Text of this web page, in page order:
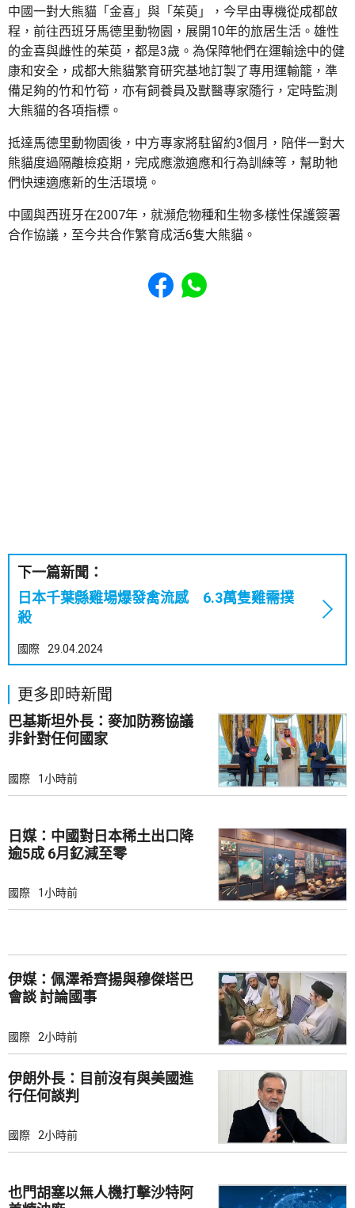
中國一對大熊貓「金喜」與「茱萸」，今早由專機從成都啟
程，前往西班牙馬德里動物園，展開10年的旅居生活。雄性
的金喜與雌性的茱萸，都是3歲。為保障牠們在運輸途中的健
康和安全，成都大熊貓繁育研究基地訂製了專用運輸籠，準
備足夠的竹和竹筍，亦有飼養員及獸醫專家隨行，定時監測
大熊貓的各項指標。
抵達馬德里動物園後，中方專家將駐留約3個月，陪伴一對大
熊貓度過隔離檢疫期，完成應激適應和行為訓練等，幫助牠
們快速適應新的生活環境。
中國與西班牙在2007年，就瀕危物種和生物多樣性保護簽署
合作協議，至今共合作繁育成活6隻大熊貓。
Share to Facebook
Share to WhatsApp
下一篇新聞：
日本千葉縣雞場爆發禽流感 6.3萬隻雞需撲
殺
國際 29.04.2024
更多即時新聞
巴基斯坦外長：麥加防務協議
非針對任何國家
國際 1小時前
日媒：中國對日本稀土出口降
逾5成 6月釔減至零
國際 1小時前
伊媒：佩澤希齊揚與穆傑塔巴
會談 討論國事
國際 2小時前
伊朗外長：目前沒有與美國進
行任何談判
國際 2小時前
也門胡塞以無人機打擊沙特阿